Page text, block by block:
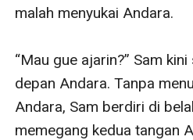
malah menyukai Andara.
“Mau gue ajarin?” Sam
depan Andara. Tanpa
Andara, Sam berdiri di
memegang kedua tangan